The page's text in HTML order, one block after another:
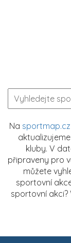
Na sportmap.cz
kluby. V
připraveny pro
můžete
sportovní
sportovní